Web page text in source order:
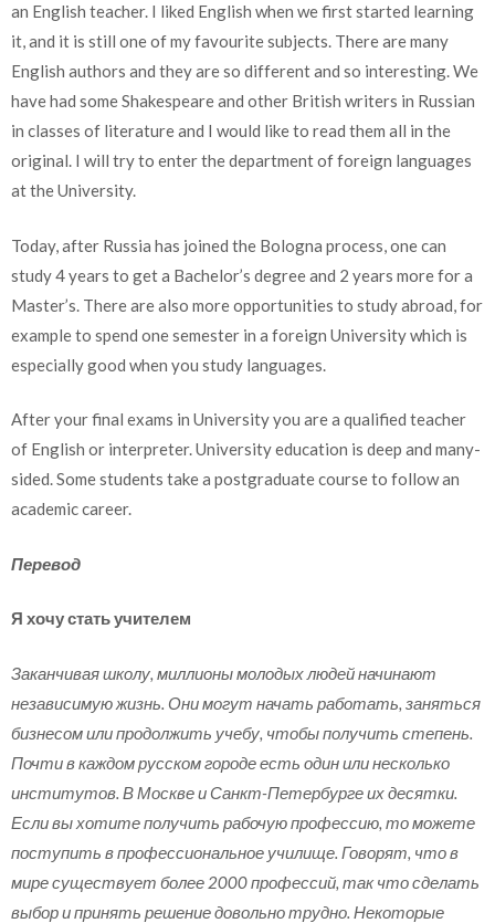
an English teacher. I liked English when we first started learning
it, and it is still one of my favourite subjects. There are many
English authors and they are so different and so interesting. We
have had some Shakespeare and other British writers in Russian
in classes of literature and I would like to read them all in the
original. I will try to enter the department of foreign languages
at the University.
Today, after Russia has joined the Bologna process, one can
study 4 years to get a Bachelor’s degree and 2 years more for a
Master’s. There are also more opportunities to study abroad, for
example to spend one semester in a foreign University which is
especially good when you study languages.
After your final exams in University you are a qualified teacher
of English or interpreter. University education is deep and many-
sided. Some students take a postgraduate course to follow an
academic career.
Перевод
Я хочу стать учителем
Заканчивая школу, миллионы молодых людей начинают
независимую жизнь. Они могут начать работать, заняться
бизнесом или продолжить учебу, чтобы получить степень.
Почти в каждом русском городе есть один или несколько
институтов. В Москве и Санкт-Петербурге их десятки.
Если вы хотите получить рабочую профессию, то можете
поступить в профессиональное училище. Говорят, что в
мире существует более 2000 профессий, так что сделать
выбор и принять решение довольно трудно. Некоторые